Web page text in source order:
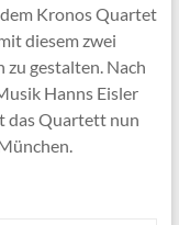
Kronos Quartet
diesem zwei
zu gestalten. Nach
Hanns Eisler
das Quartett nun